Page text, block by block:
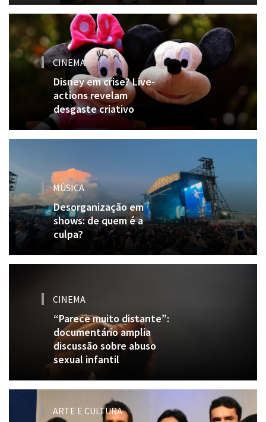
CINEMA
Disney em crise? Live-
actions revelam
desgaste criativo
MÚSICA
Desorganização em
shows: de quem é a
culpa?
CINEMA
“Parece muito distante”:
documentário amplia
discussão sobre abuso
sexual infantil
ARTE E CULTURA